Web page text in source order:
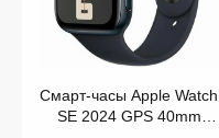
Смарт-часы Apple Watch
SE 2024 GPS 40mm